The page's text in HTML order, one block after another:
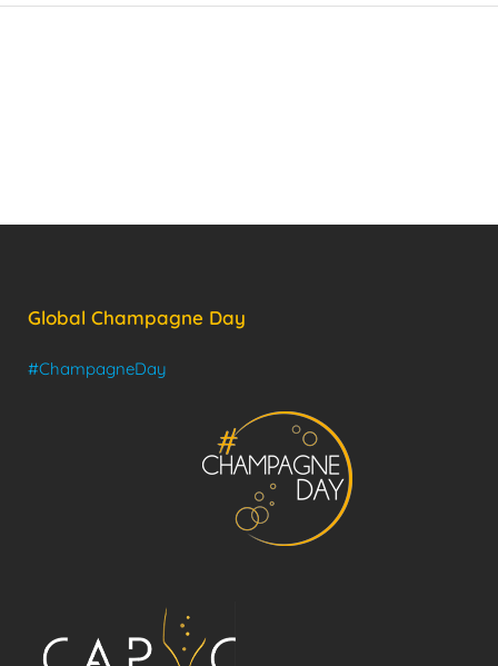
Global Champagne Day
#ChampagneDay